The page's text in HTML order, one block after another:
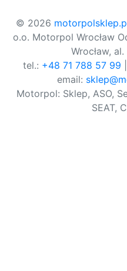
© 2026
o.o. Motorpol Wrocław
Wrocław,
tel.: +48 71 788 57 99
email:
Motorpol: Sklep, ASO,
SEAT,